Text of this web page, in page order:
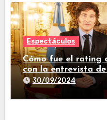
Espectáculos
Cómo fue el rating
con la entrevista
30/09/2024